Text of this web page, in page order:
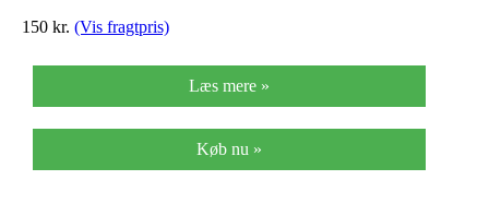
150 kr. (Vis fragtpris)
Læs mere »
Køb nu »